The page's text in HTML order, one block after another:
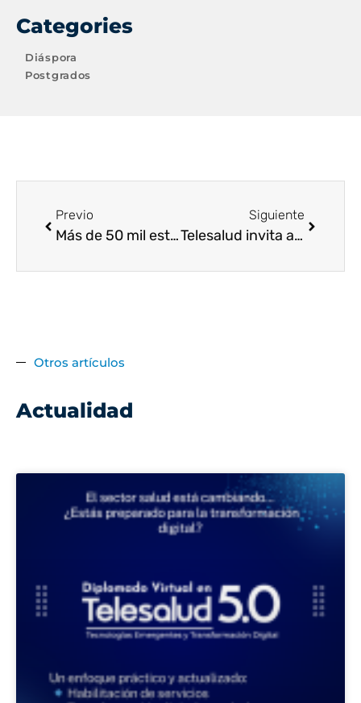
Categories
Diáspora
Postgrados
Previo
Más de 50 mil estudiantes y profesionales de la salud de Colombia y Latinoamérica se han capacitado con Telesalud
Siguiente
Telesalud invita a participar en el simposio virtual “Derecho Humano a la Alimentación”
Otros artículos
Actualidad